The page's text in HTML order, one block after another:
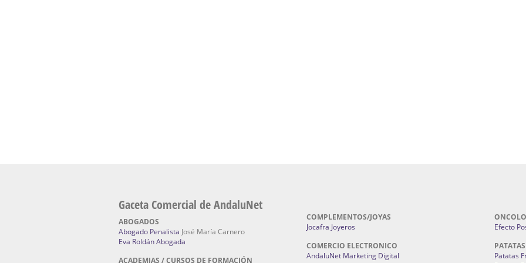
Gaceta Comercial de AndaluNet
ABOGADOS
Abogado Penalista José María Carnero
Eva Roldán Abogada
ACADEMIAS / CURSOS DE FORMACIÓN
COMPLEMENTOS/JOYAS
Jocafra Joyeros
COMERCIO ELECTRONICO
AndaluNet Marketing Digital
Efecto
Patatas